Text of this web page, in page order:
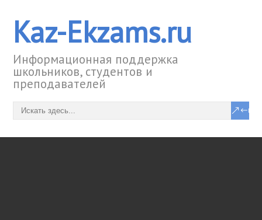
Kaz-Ekzams.ru
Информационная поддержка
школьников, студентов и
преподавателей